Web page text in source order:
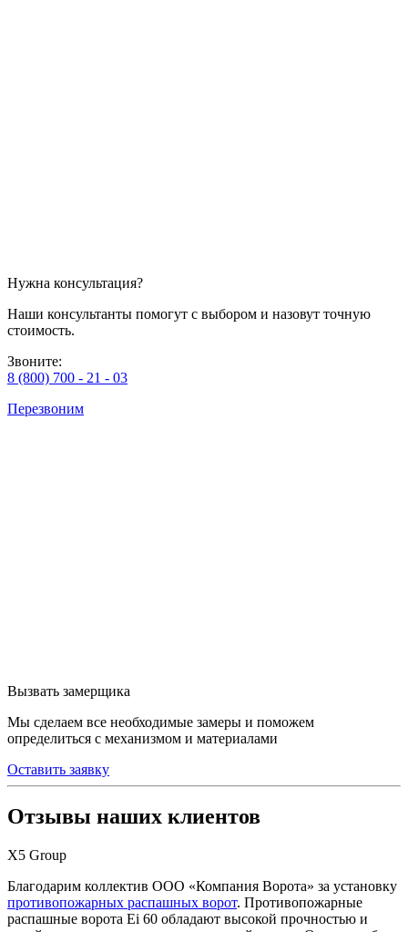
Нужна консультация?
Наши консультанты помогут с выбором и назовут точную
стоимость.
Звоните:
8 (800) 700 - 21 - 03
Перезвоним
Вызвать замерщика
Мы сделаем все необходимые замеры и поможем
определиться с механизмом и материалами
Оставить заявку
Отзывы наших клиентов
Х5 Group
Благодарим коллектив ООО «Компания Ворота» за установку
противопожарных распашных ворот. Противопожарные
распашные ворота Ei 60 обладают высокой прочностью и